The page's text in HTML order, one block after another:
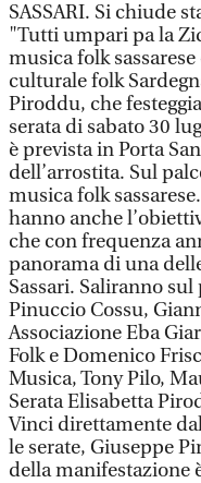
SASSARI. Si chiude
"Tutti umpari pa la
musica folk
culturale folk
Piroddu, che
serata di sabato 30
è prevista in Porta
dell’arrostita. Sul
musica folk
hanno anche
che con frequenza
panorama di una
Sassari. Saliranno
Pinuccio Cossu,
Associazione Eba
Folk e Domenico
Musica, Tony Pilo,
Serata Elisabetta
Vinci direttamente
le serate, Giuseppe
della manifestazione